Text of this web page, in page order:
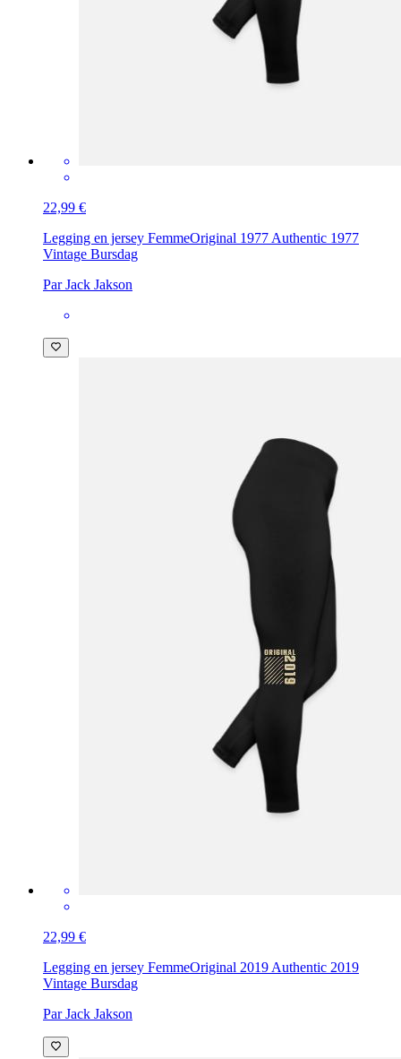
22,99 €
Legging en jersey FemmeOriginal 1977 Authentic 1977
Vintage Bursdag
Par Jack Jakson
22,99 €
Legging en jersey FemmeOriginal 2019 Authentic 2019
Vintage Bursdag
Par Jack Jakson